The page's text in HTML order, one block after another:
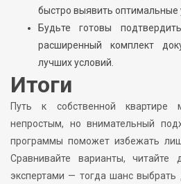
быстро выявить оптимальные
Будьте готовы
расширенный комплект
лучших условий.
Итоги
Путь к собственной
непростым, но внимательный
программы поможет избежать
Сравнивайте варианты, читайте
экспертами — тогда шанс выбрать